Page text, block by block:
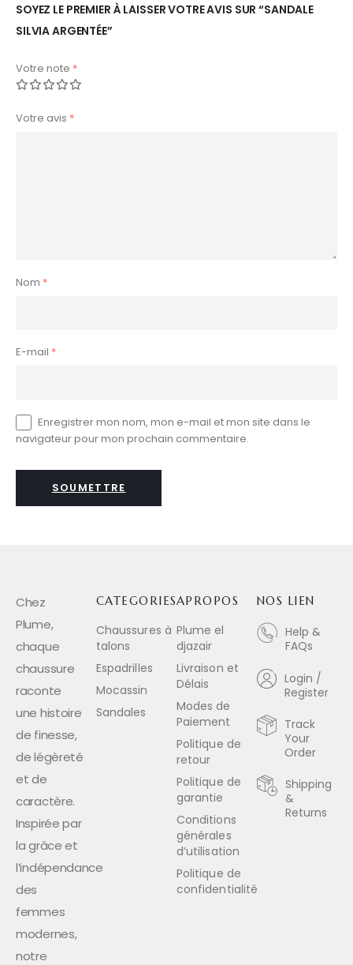
SOYEZ LE PREMIER À LAISSER VOTRE AVIS SUR “SANDALE
SILVIA ARGENTÉE”
Votre note *
Votre avis *
Nom *
E-mail *
Enregistrer mon nom, mon e-mail et mon site dans le
navigateur pour mon prochain commentaire.
Chez
Plume,
chaque
chaussure
raconte
une histoire
de finesse,
de légèreté
et de
caractère.
Inspirée par
la grâce et
l’indépendance
des
femmes
modernes,
notre
NOS LIEN
Help &
FAQs
Login /
Register
Track
Your
Order
Shipping
&
Returns
APROPOS
Plume el
djazair
Livraison et
Délais
Modes de
Paiement
Politique de
retour
Politique de
garantie
Conditions
générales
d’utilisation
Politique de
confidentialité
CATEGORIES
Chaussures à
talons
Espadrilles
Mocassin
Sandales